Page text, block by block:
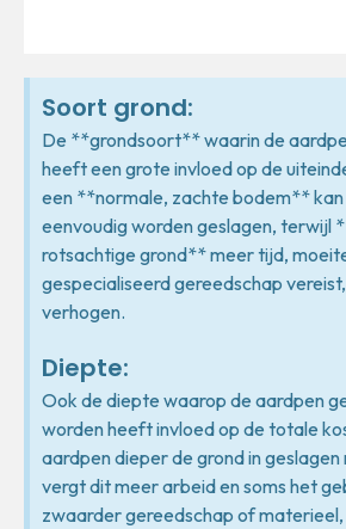
Soort grond:
De **grondsoort** waarin de
heeft een grote invloed op de
een **normale, zachte bodem**
eenvoudig worden geslagen, terwijl
rotsachtige grond** meer tijd,
gespecialiseerd gereedschap
verhogen.
Diepte:
Ook de diepte waarop de aardpen
worden heeft invloed op de totale
aardpen dieper de grond in
vergt dit meer arbeid en soms het
zwaarder gereedschap of